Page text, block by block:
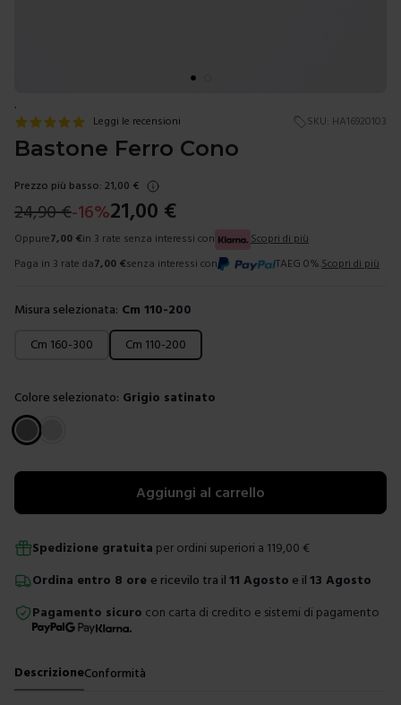
.
Leggi le recensioni SKU: HA16920103
Bastone Ferro Cono
Prezzo più basso: 21,00 €
24,90€-16%21,00 €
Oppure7,00 €in 3 rate senza interessi con
Scopri di più
Paga in 3 rate da7,00 €senza interessi con TAEG 0%. Scopri di più
Misura selezionata: Cm 110-200
Scegli una misura
Cm 160-300 Cm 110-200
Colore selezionato: Grigio satinato
Scegli un colore
Aggiungi al carrello
Spedizione gratuita per ordini superiori a 119,00 €
Ordina entro 8 ore e ricevilo tra il 11 Agosto e il 13 Agosto
Pagamento sicuro con carta di credito e sistemi di pagamento
DescrizioneConformità